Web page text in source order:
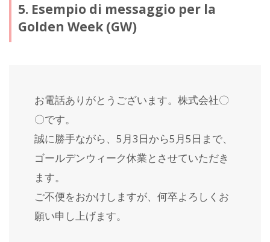
5. Esempio di messaggio per la
Golden Week (GW)
お電話ありがとうございます。株式会社〇
〇です。
誠に勝手ながら、5月3日から5月5日まで、
ゴールデンウィーク休業とさせていただき
ます。
ご不便をおかけしますが、何卒よろしくお
願い申し上げます。